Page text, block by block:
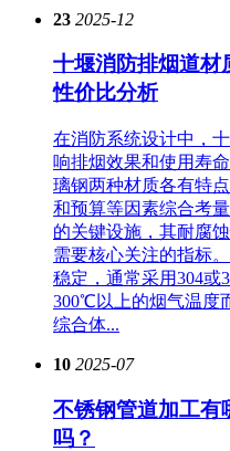
23 2025-12
十堰消防排烟道材
性价比分析
在消防系统设计中，
响排烟效果和使用寿
璃钢两种材质各有特
和预算等因素综合考
的关键设施，其耐腐
需要核心关注的指标
稳定，通常采用304或
300℃以上的烟气温度
综合体...
10 2025-07
不锈钢管道加工有
吗？